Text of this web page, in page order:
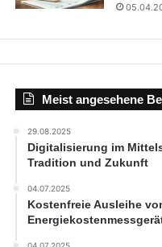
Meist angesehene
29.08.2025
Digitalisierung im
Tradition und Zukunft
04.07.2025
Kostenfreie Ausleihe